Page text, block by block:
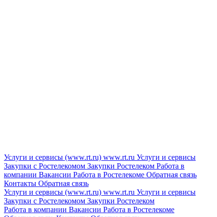
Услуги и сервисы (www.rt.ru) www.rt.ru Услуги и сервисы
Закупки с Ростелекомом Закупки Ростелеком Работа в
компании Вакансии Работа в Ростелекоме Обратная связь
Контакты Обратная связь
Услуги и сервисы (www.rt.ru) www.rt.ru Услуги и сервисы
Закупки с Ростелекомом Закупки Ростелеком
Работа в компании Вакансии Работа в Ростелекоме